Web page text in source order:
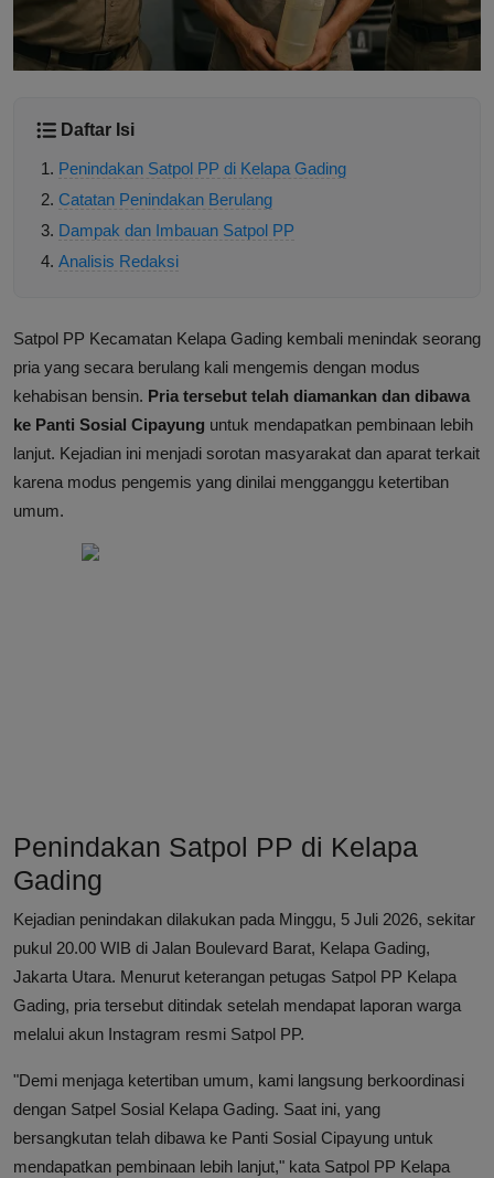
Daftar Isi
Penindakan Satpol PP di Kelapa Gading
Catatan Penindakan Berulang
Dampak dan Imbauan Satpol PP
Analisis Redaksi
Satpol PP Kecamatan Kelapa Gading kembali menindak seorang
pria yang secara berulang kali mengemis dengan modus
kehabisan bensin. Pria tersebut telah diamankan dan dibawa
ke Panti Sosial Cipayung untuk mendapatkan pembinaan lebih
lanjut. Kejadian ini menjadi sorotan masyarakat dan aparat terkait
karena modus pengemis yang dinilai mengganggu ketertiban
umum.
Penindakan Satpol PP di Kelapa
Gading
Kejadian penindakan dilakukan pada Minggu, 5 Juli 2026, sekitar
pukul 20.00 WIB di Jalan Boulevard Barat, Kelapa Gading,
Jakarta Utara. Menurut keterangan petugas Satpol PP Kelapa
Gading, pria tersebut ditindak setelah mendapat laporan warga
melalui akun Instagram resmi Satpol PP.
"Demi menjaga ketertiban umum, kami langsung berkoordinasi
dengan Satpel Sosial Kelapa Gading. Saat ini, yang
bersangkutan telah dibawa ke Panti Sosial Cipayung untuk
mendapatkan pembinaan lebih lanjut," kata Satpol PP Kelapa